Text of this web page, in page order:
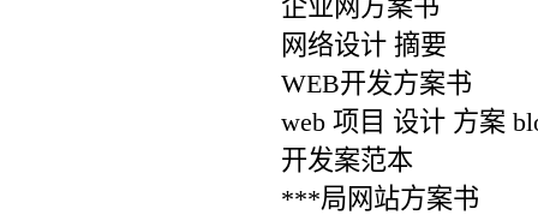
企业网方案书
网络设计 摘要
WEB开发方案书
web 项目 设计 方案
开发案范本
***局网站方案书